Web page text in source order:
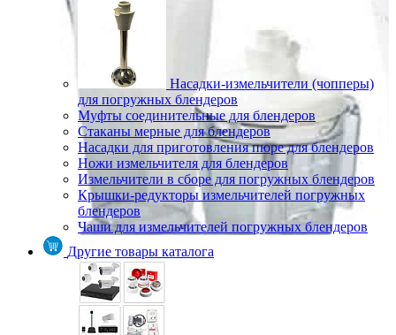
Насадки-измельчители (чопперы)
для погружных блендеров
Муфты соединительные для блендеров
Стаканы мерные для блендеров
Насадки для приготовления пюре для блендеров
Ножи измельчителя для блендеров
Измельчители в сборе для погружных блендеров
Крышки-редукторы измельчителей погружных
блендеров
Чаши для измельчителей погружных блендеров
Другие товары каталога